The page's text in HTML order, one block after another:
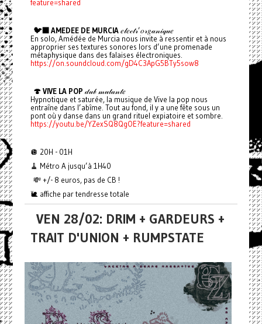
feature=shared
🐦‍⬛ AMEDEE DE MURCIA𝑒𝓁𝑒𝒸𝓉𝓇’𝑜𝓇𝑔𝒶𝓃𝒾𝓆𝓊𝑒
En solo, Amédée de Murcia nous invite à ressentir et à nous
approprier ses textures sonores lors d’une promenade
métaphysique dans des falaises électroniques.
https://on.soundcloud.com/gD4C3ApG5BTy5sow8
🍄 VIVE LA POP 𝒹𝓊𝒷 𝓂𝓊𝓉𝒶𝓃𝓉𝑒
Hypnotique et saturée, la musique de Vive la pop nous
entraîne dans l’abîme. Tout au fond, il y a une fête sous un
pont où y danse dans un grand rituel expiatoire et sombre.
https://youtu.be/YZexSQ8QgOE?feature=shared
🪩 20H - 01H
🧹 Métro A jusqu’à 1H40
💸 +/- 8 euros, pas de CB !
🐌 affiche par tendresse totale
VEN 28/02: DRIM + GARDEURS +
TRAIT D'UNION + RUMPSTATE